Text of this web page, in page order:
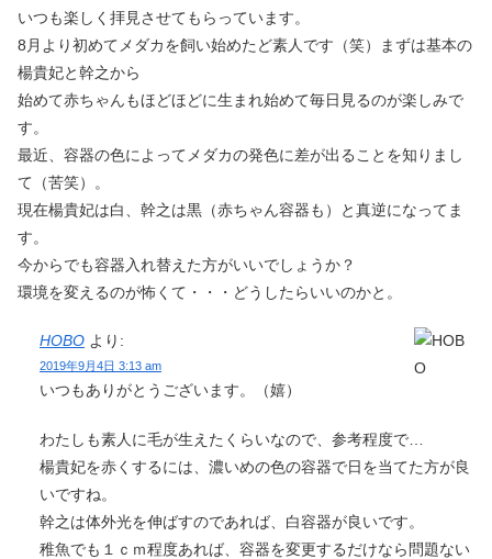
いつも楽しく拝見させてもらっています。
8月より初めてメダカを飼い始めたど素人です（笑）まずは基本の
楊貴妃と幹之から
始めて赤ちゃんもほどほどに生まれ始めて毎日見るのが楽しみで
す。
最近、容器の色によってメダカの発色に差が出ることを知りまし
て（苦笑）。
現在楊貴妃は白、幹之は黒（赤ちゃん容器も）と真逆になってま
す。
今からでも容器入れ替えた方がいいでしょうか？
環境を変えるのが怖くて・・・どうしたらいいのかと。
HOBO より:
2019年9月4日 3:13 am
いつもありがとうございます。（嬉）
わたしも素人に毛が生えたくらいなので、参考程度で…
楊貴妃を赤くするには、濃いめの色の容器で日を当てた方が良
いですね。
幹之は体外光を伸ばすのであれば、白容器が良いです。
稚魚でも１ｃｍ程度あれば、容器を変更するだけなら問題ない